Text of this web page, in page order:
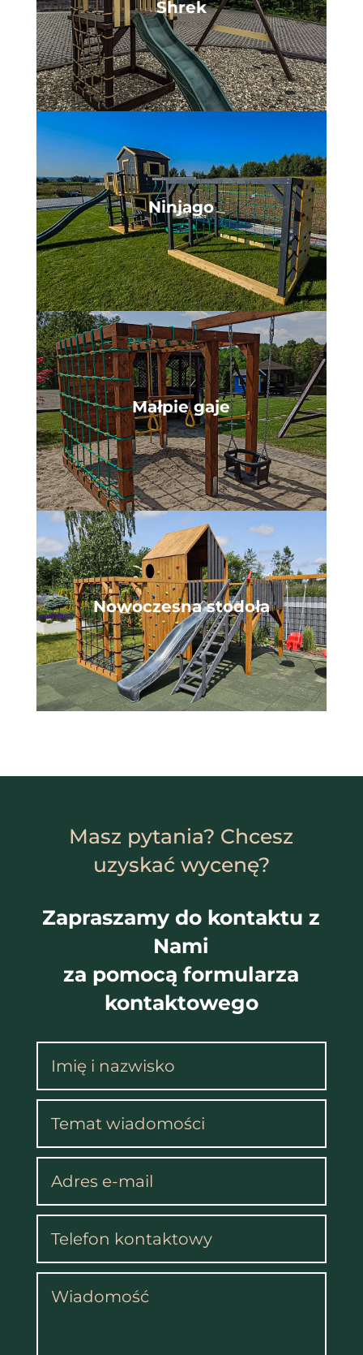
Shrek
Ninjago
Małpie gaje
Nowoczesna stodoła
Masz pytania? Chcesz
uzyskać wycenę?
Zapraszamy do kontaktu z
Nami
za pomocą formularza
kontaktowego